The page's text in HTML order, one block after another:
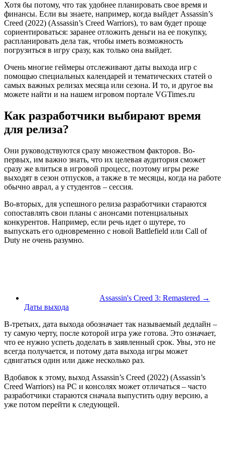
Хотя бы потому, что так удобнее планировать свое время и
финансы. Если вы знаете, например, когда выйдет Assassin’s
Creed (2022) (Assassin’s Creed Warriors), то вам будет проще
сориентироваться: заранее отложить деньги на ее покупку,
распланировать дела так, чтобы иметь возможность
погрузиться в игру сразу, как только она выйдет.
Очень многие геймеры отслеживают даты выхода игр с
помощью специальных календарей и тематических статей о
самых важных релизах месяца или сезона. И то, и другое вы
можете найти и на нашем игровом портале VGTimes.ru
Как разработчики выбирают время
для релиза?
Они руководствуются сразу множеством факторов. Во-
первых, им важно знать, что их целевая аудитория сможет
сразу же влиться в игровой процесс, поэтому игры реже
выходят в сезон отпусков, а также в те месяцы, когда на работе
обычно аврал, а у студентов – сессия.
Во-вторых, для успешного релиза разработчики стараются
сопоставлять свои планы с анонсами потенциальных
конкурентов. Например, если речь идет о шутере, то
выпускать его одновременно с новой Battlefield или Call of
Duty не очень разумно.
Assassin's Creed 3: Remastered →
Даты выхода
В-третьих, дата выхода обозначает так называемый дедлайн –
ту самую черту, после которой игра уже готова. Это означает,
что ее нужно успеть доделать в заявленный срок. Увы, это не
всегда получается, и потому дата выхода игры может
сдвигаться один или даже несколько раз.
Вдобавок к этому, выход Assassin’s Creed (2022) (Assassin’s
Creed Warriors) на PC и консолях может отличаться – часто
разработчики стараются сначала выпустить одну версию, а
уже потом перейти к следующей.